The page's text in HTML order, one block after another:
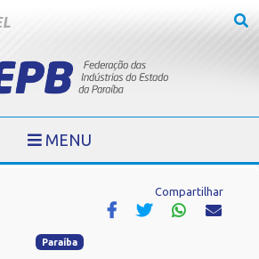
MENU
Compartilhar
Paraíba